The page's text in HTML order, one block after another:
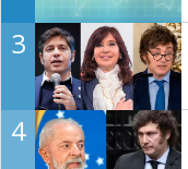
3
4